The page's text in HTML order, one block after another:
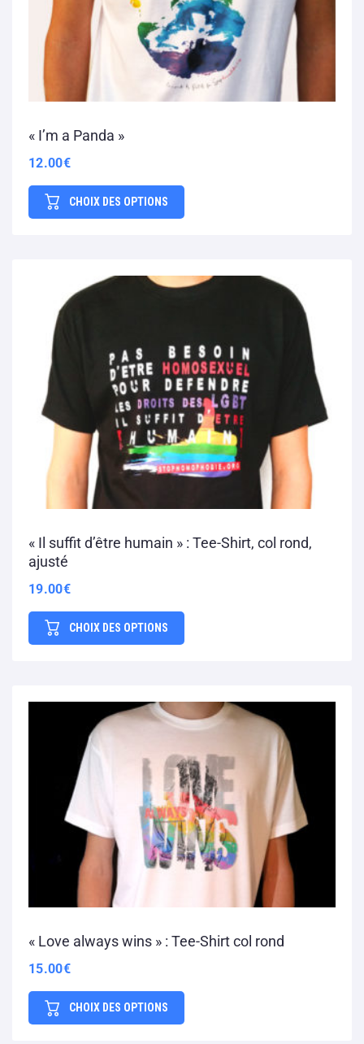
« I’m a Panda »
12.00€
CHOIX DES OPTIONS
« Il suffit d’être humain » : Tee-Shirt, col rond,
ajusté
19.00€
CHOIX DES OPTIONS
« Love always wins » : Tee-Shirt col rond
15.00€
CHOIX DES OPTIONS